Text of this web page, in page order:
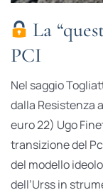
La
PCI
Nel saggio
dalla Resistenza
euro 22) Ugo
transizione del
del modello
dell’Urss in